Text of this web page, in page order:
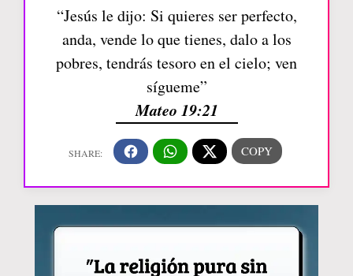
“Jesús le dijo: Si quieres ser perfecto,
anda, vende lo que tienes, dalo a los
pobres, tendrás tesoro en el cielo; ven
sígueme”
Mateo 19:21